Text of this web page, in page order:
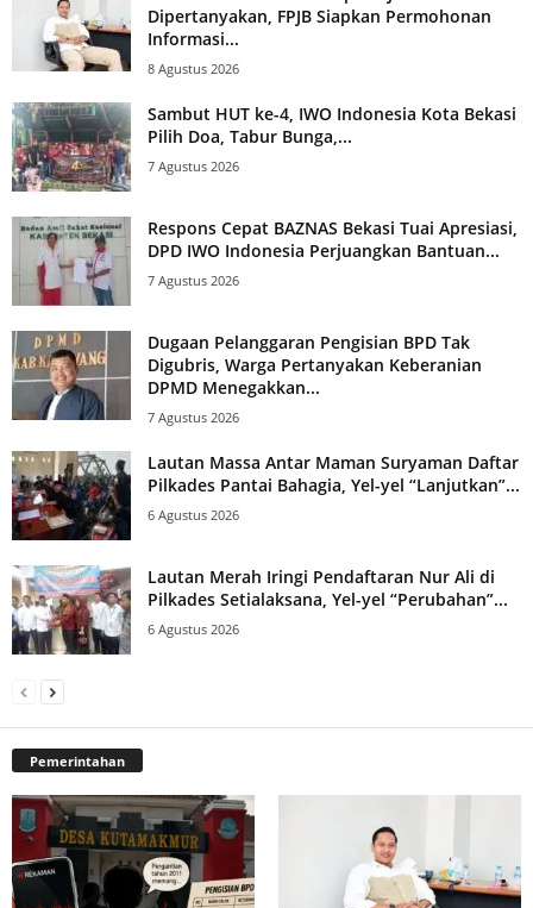
Dipertanyakan, FPJB Siapkan Permohonan
Informasi...
8 Agustus 2026
Sambut HUT ke-4, IWO Indonesia Kota Bekasi
Pilih Doa, Tabur Bunga,...
7 Agustus 2026
Respons Cepat BAZNAS Bekasi Tuai Apresiasi,
DPD IWO Indonesia Perjuangkan Bantuan...
7 Agustus 2026
Dugaan Pelanggaran Pengisian BPD Tak
Digubris, Warga Pertanyakan Keberanian
DPMD Menegakkan...
7 Agustus 2026
Lautan Massa Antar Maman Suryaman Daftar
Pilkades Pantai Bahagia, Yel-yel “Lanjutkan”...
6 Agustus 2026
Lautan Merah Iringi Pendaftaran Nur Ali di
Pilkades Setialaksana, Yel-yel “Perubahan”...
6 Agustus 2026
Pemerintahan